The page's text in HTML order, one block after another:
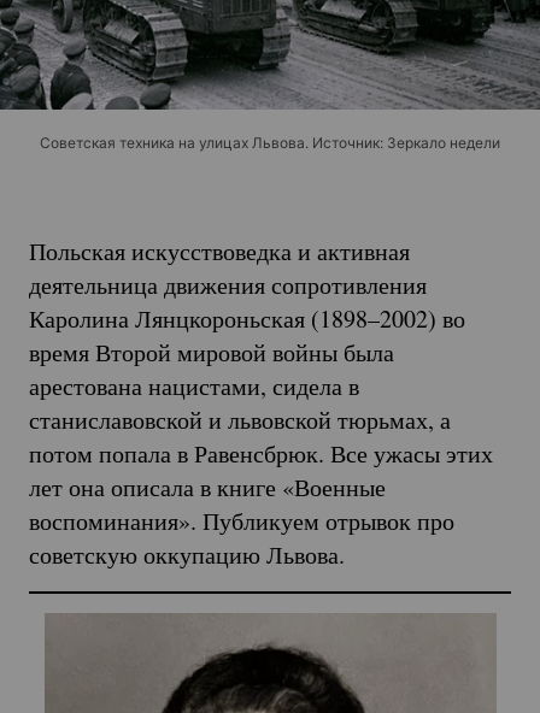
Советская техника на улицах Львова. Источник: Зеркало недели
Польская искусствоведка и активная
деятельница движения сопротивления
Каролина Лянцкороньская (1898–2002) во
время Второй мировой войны была
арестована нацистами, сидела в
станиславовской и львовской тюрьмах, а
потом попала в Равенсбрюк. Все ужасы этих
лет она описала в книге «Военные
воспоминания». Публикуем отрывок про
советскую оккупацию Львова.